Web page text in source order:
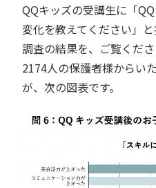
QQキッズの受講生に「
変化を教えてください」
調査の結果を、ご覧くださ
2174人の保護者様からい
が、次の図表です。